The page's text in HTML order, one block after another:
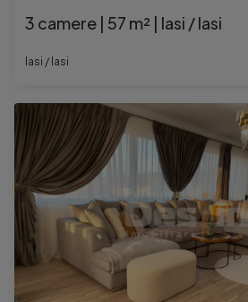
3 camere | 57 m² | Iasi / Iasi
Iasi / Iasi